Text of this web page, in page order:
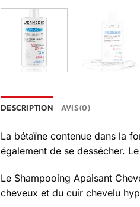
DESCRIPTION AVIS (0)
La bétaïne contenue dans la
également de se dessécher.
Le Shampooing Apaisant
cheveux et du cuir chevelu